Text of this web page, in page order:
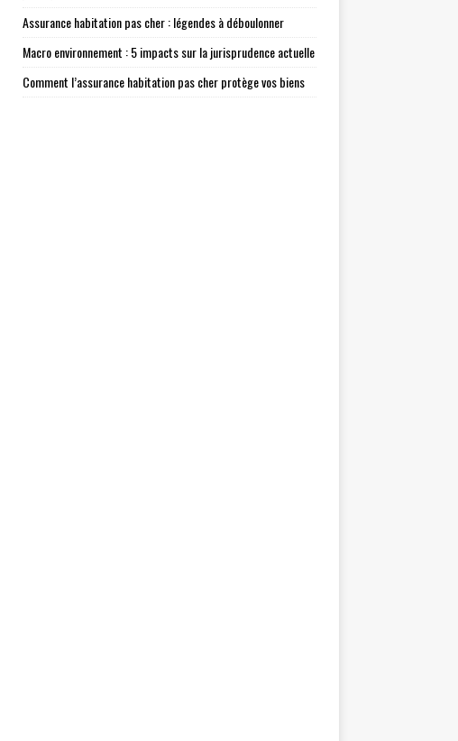
Assurance habitation pas cher : légendes à déboulonner
Macro environnement : 5 impacts sur la jurisprudence actuelle
Comment l’assurance habitation pas cher protège vos biens